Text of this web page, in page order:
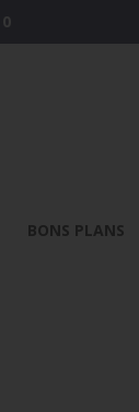
0
BONS PLANS